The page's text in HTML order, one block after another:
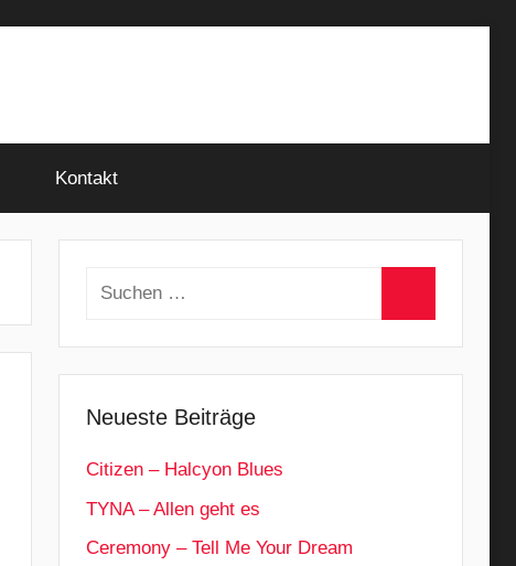
Kontakt
Suchen
Neueste Beiträge
Citizen – Halcyon Blues
TYNA – Allen geht es
Ceremony – Tell Me Your Dream